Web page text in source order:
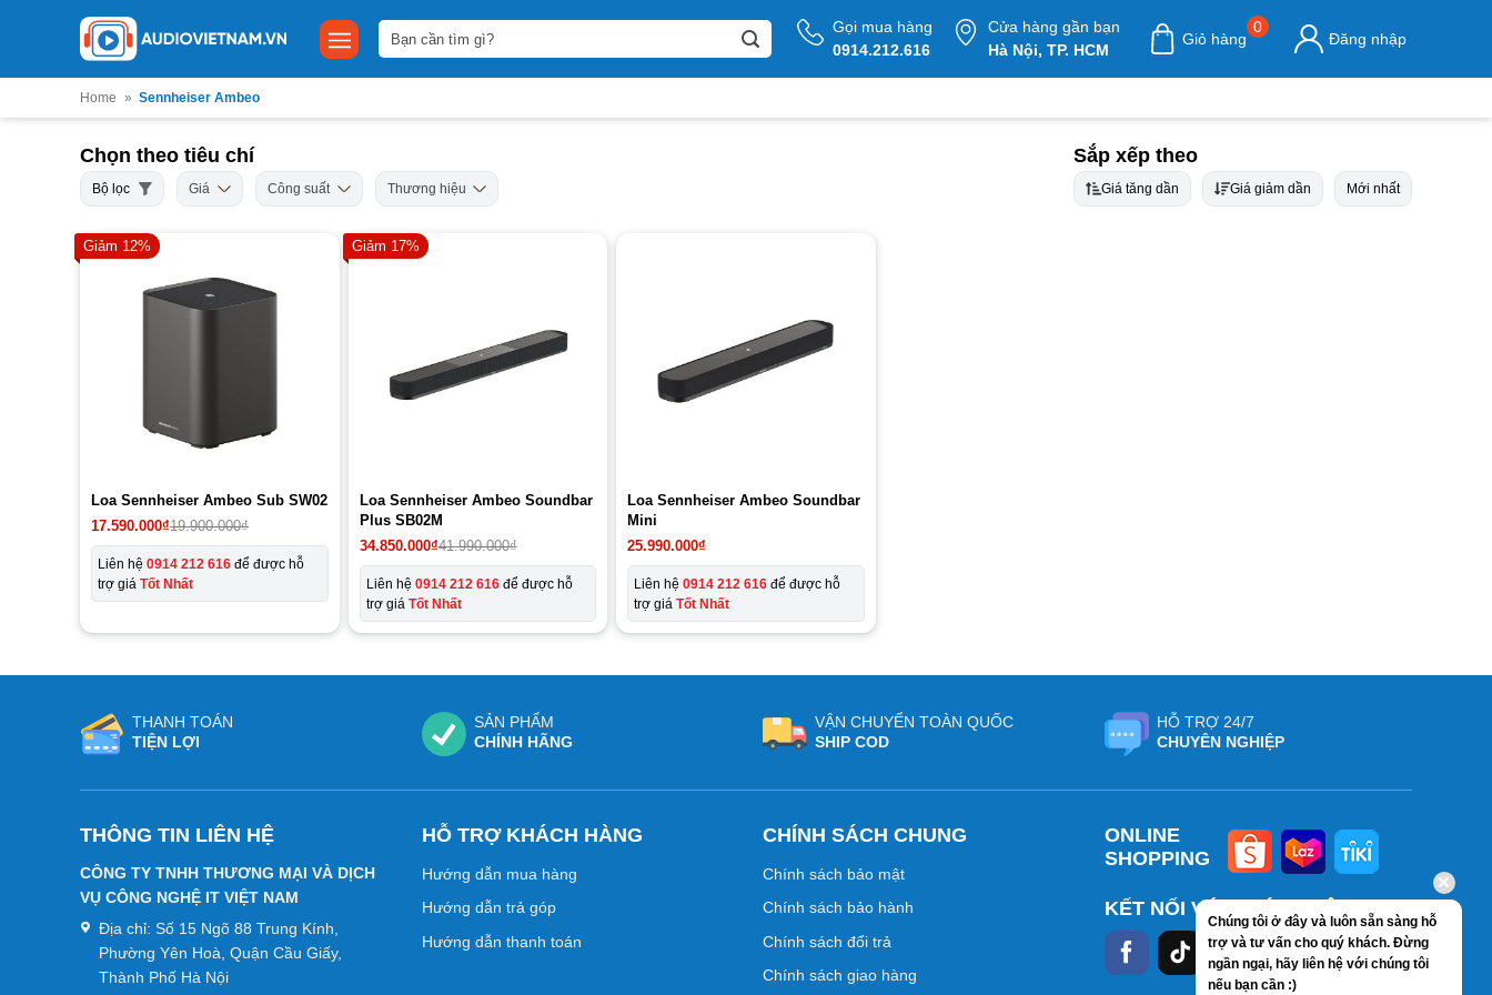
Tìm
kiếm:
Gọi mua hàng
0914.212.616
Cửa hàng gần bạn
Hà Nội, TP. HCM
Giỏ hàng
0
Đăng nhập
Home » Sennheiser Ambeo
Chọn theo tiêu chí
Bộ lọc Giá Công suất Thương hiệu
Sắp xếp theo
Giá tăng dần Giá giảm dần Mới nhất
Giảm 12%
Loa Sennheiser Ambeo Sub SW02
19.900.000₫
Giá
gốc
là:
19.900.000₫.
17.590.000₫
Giá
hiện
tại
là:
17.590.000₫.
Liên hệ 0914 212 616 để được hỗ
trợ giá Tốt Nhất
Giảm 17%
Loa Sennheiser Ambeo Soundbar
Plus SB02M
41.990.000₫
Giá
gốc
là:
41.990.000₫.
34.850.000₫
Giá
hiện
tại
là:
34.850.000₫.
Liên hệ 0914 212 616để được hỗ
trợ giá Tốt Nhất
Loa Sennheiser Ambeo Soundbar
Mini
25.990.000₫
Liên hệ0914 212 616 để được hỗ
trợ giáTốt Nhất
THANH TOÁN
TIỆN LỢI
SẢN PHẨM
CHÍNH HÃNG
VẬN CHUYỂN TOÀN QUỐC
SHIP COD
HỖ TRỢ 24/7
CHUYÊN NGHIỆP
THÔNG TIN LIÊN HỆ
CÔNG TY TNHH THƯƠNG MẠI VÀ DỊCH
VỤ CÔNG NGHỆ IT VIỆT NAM
Địa chỉ: Số 15 Ngõ 88 Trung Kính,
Phường Yên Hoà, Quận Cầu Giấy,
Thành Phố Hà Nội
HỖ TRỢ KHÁCH HÀNG
Hướng dẫn mua hàng
Hướng dẫn trả góp
Hướng dẫn thanh toán
CHÍNH SÁCH CHUNG
Chính sách bảo mật
Chính sách bảo hành
Chính sách đổi trả
Chính sách giao hàng
ONLINE
SHOPPING
KẾT NỐI VỚI CHÚNG TÔI
Chúng tôi ở đây và luôn sẵn sàng hỗ
trợ và tư vấn cho quý khách. Đừng
ngần ngại, hãy liên hệ với chúng tôi
nếu bạn cần :)